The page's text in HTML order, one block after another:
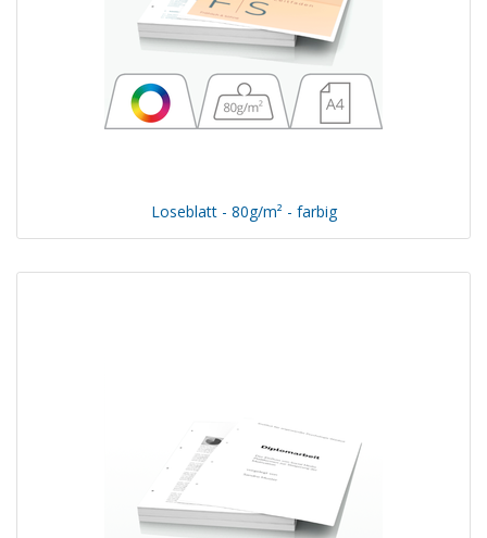
Loseblatt - 80g/m² - farbig